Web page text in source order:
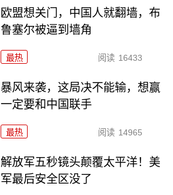
欧盟想关门，中国人就翻墙，布
鲁塞尔被逼到墙角
最热 阅读 16433
暴风来袭，这局决不能输，想赢
一定要和中国联手
最热 阅读 14965
解放军五秒镜头颠覆太平洋！美
军最后安全区没了